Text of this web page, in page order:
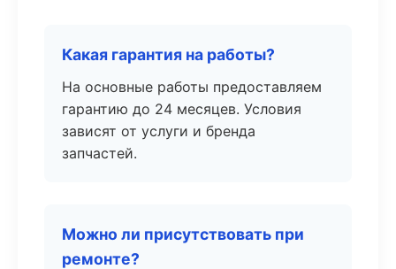
Какая гарантия на работы?
На основные работы предоставляем
гарантию до 24 месяцев. Условия
зависят от услуги и бренда
запчастей.
Можно ли присутствовать при
ремонте?